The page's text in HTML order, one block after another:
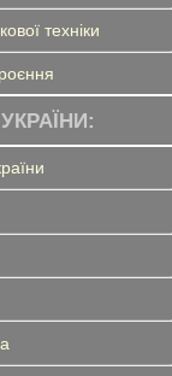
техніки